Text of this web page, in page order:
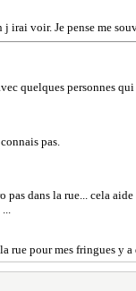
irai voir. Je pense me
quelques personnes
pas.
dans la rue... cela
pour mes fringues